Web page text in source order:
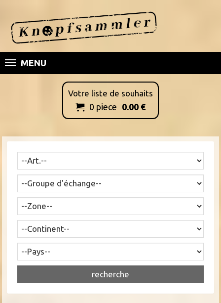
MENU
Votre liste de souhaits
 0 piece 0.00 €